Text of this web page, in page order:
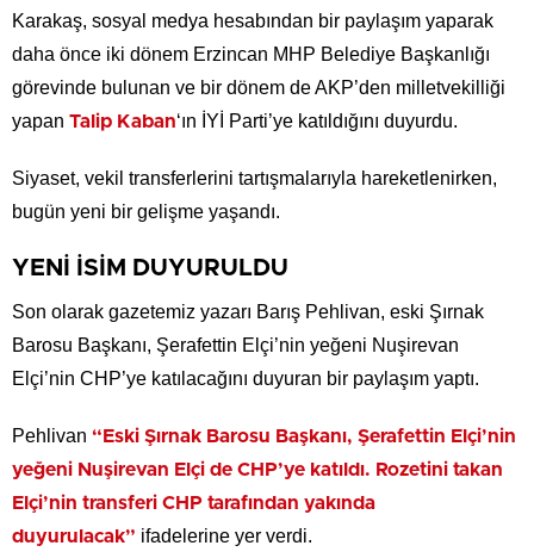
Karakaş, sosyal medya hesabından bir paylaşım yaparak
daha önce iki dönem Erzincan MHP Belediye Başkanlığı
görevinde bulunan ve bir dönem de AKP’den milletvekilliği
yapan Talip Kaban‘ın İYİ Parti’ye katıldığını duyurdu.
Siyaset, vekil transferlerini tartışmalarıyla hareketlenirken,
bugün yeni bir gelişme yaşandı.
YENİ İSİM DUYURULDU
Son olarak gazetemiz yazarı Barış Pehlivan, eski Şırnak
Barosu Başkanı, Şerafettin Elçi’nin yeğeni Nuşirevan
Elçi’nin CHP’ye katılacağını duyuran bir paylaşım yaptı.
Pehlivan “Eski Şırnak Barosu Başkanı, Şerafettin Elçi’nin
yeğeni Nuşirevan Elçi de CHP’ye katıldı. Rozetini takan
Elçi’nin transferi CHP tarafından yakında
duyurulacak” ifadelerine yer verdi.